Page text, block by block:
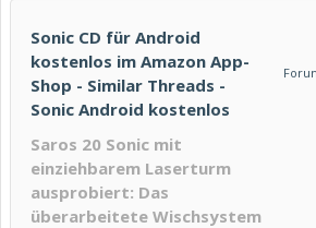
Sonic CD für Android
kostenlos im Amazon App-
Shop - Similar Threads -
Sonic Android kostenlos
Saros 20 Sonic mit
einziehbarem Laserturm
ausprobiert: Das
überarbeitete Wischsystem